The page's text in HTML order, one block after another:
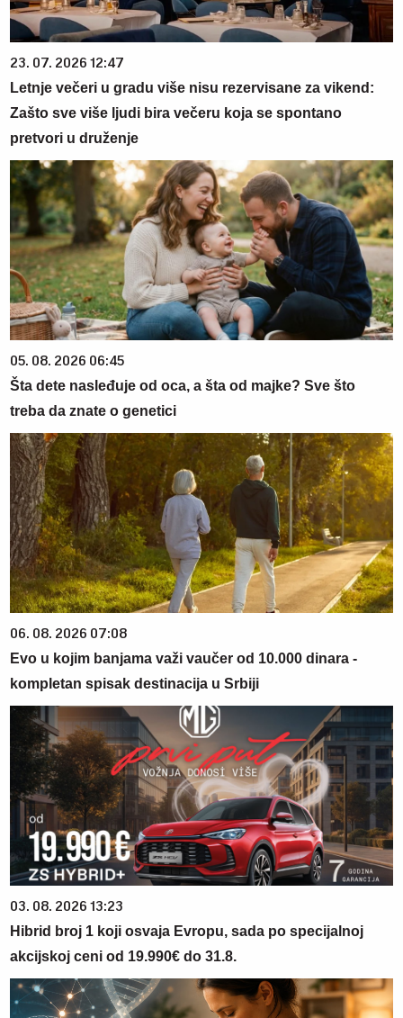
23. 07. 2026 12:47
Letnje večeri u gradu više nisu rezervisane za vikend:
Zašto sve više ljudi bira večeru koja se spontano
pretvori u druženje
05. 08. 2026 06:45
Šta dete nasleđuje od oca, a šta od majke? Sve što
treba da znate o genetici
06. 08. 2026 07:08
Evo u kojim banjama važi vaučer od 10.000 dinara -
kompletan spisak destinacija u Srbiji
03. 08. 2026 13:23
Hibrid broj 1 koji osvaja Evropu, sada po specijalnoj
akcijskoj ceni od 19.990€ do 31.8.